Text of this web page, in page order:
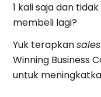
1 kali saja dan
membeli lagi?
Yuk terapkan
Winning Business
untuk